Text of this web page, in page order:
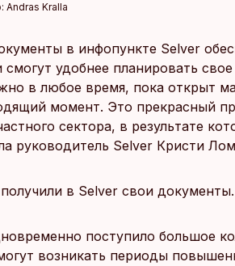
Andras Kralla
в инфопункте Selver
удобнее планировать
в любое время, пока открыт
момент. Это прекрасный
сектора, в результате
руководитель Selver Кристи
в Selver свои документы.
поступило большое
возникать периоды